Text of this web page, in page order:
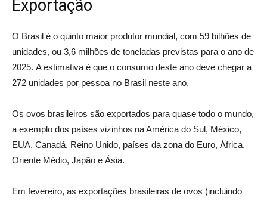
Exportação
O Brasil é o quinto maior produtor mundial, com 59 bilhões de
unidades, ou 3,6 milhões de toneladas previstas para o ano de
2025. A estimativa é que o consumo deste ano deve chegar a
272 unidades por pessoa no Brasil neste ano.
Os ovos brasileiros são exportados para quase todo o mundo,
a exemplo dos países vizinhos na América do Sul, México,
EUA, Canadá, Reino Unido, países da zona do Euro, África,
Oriente Médio, Japão e Ásia.
Em fevereiro, as exportações brasileiras de ovos (incluindo